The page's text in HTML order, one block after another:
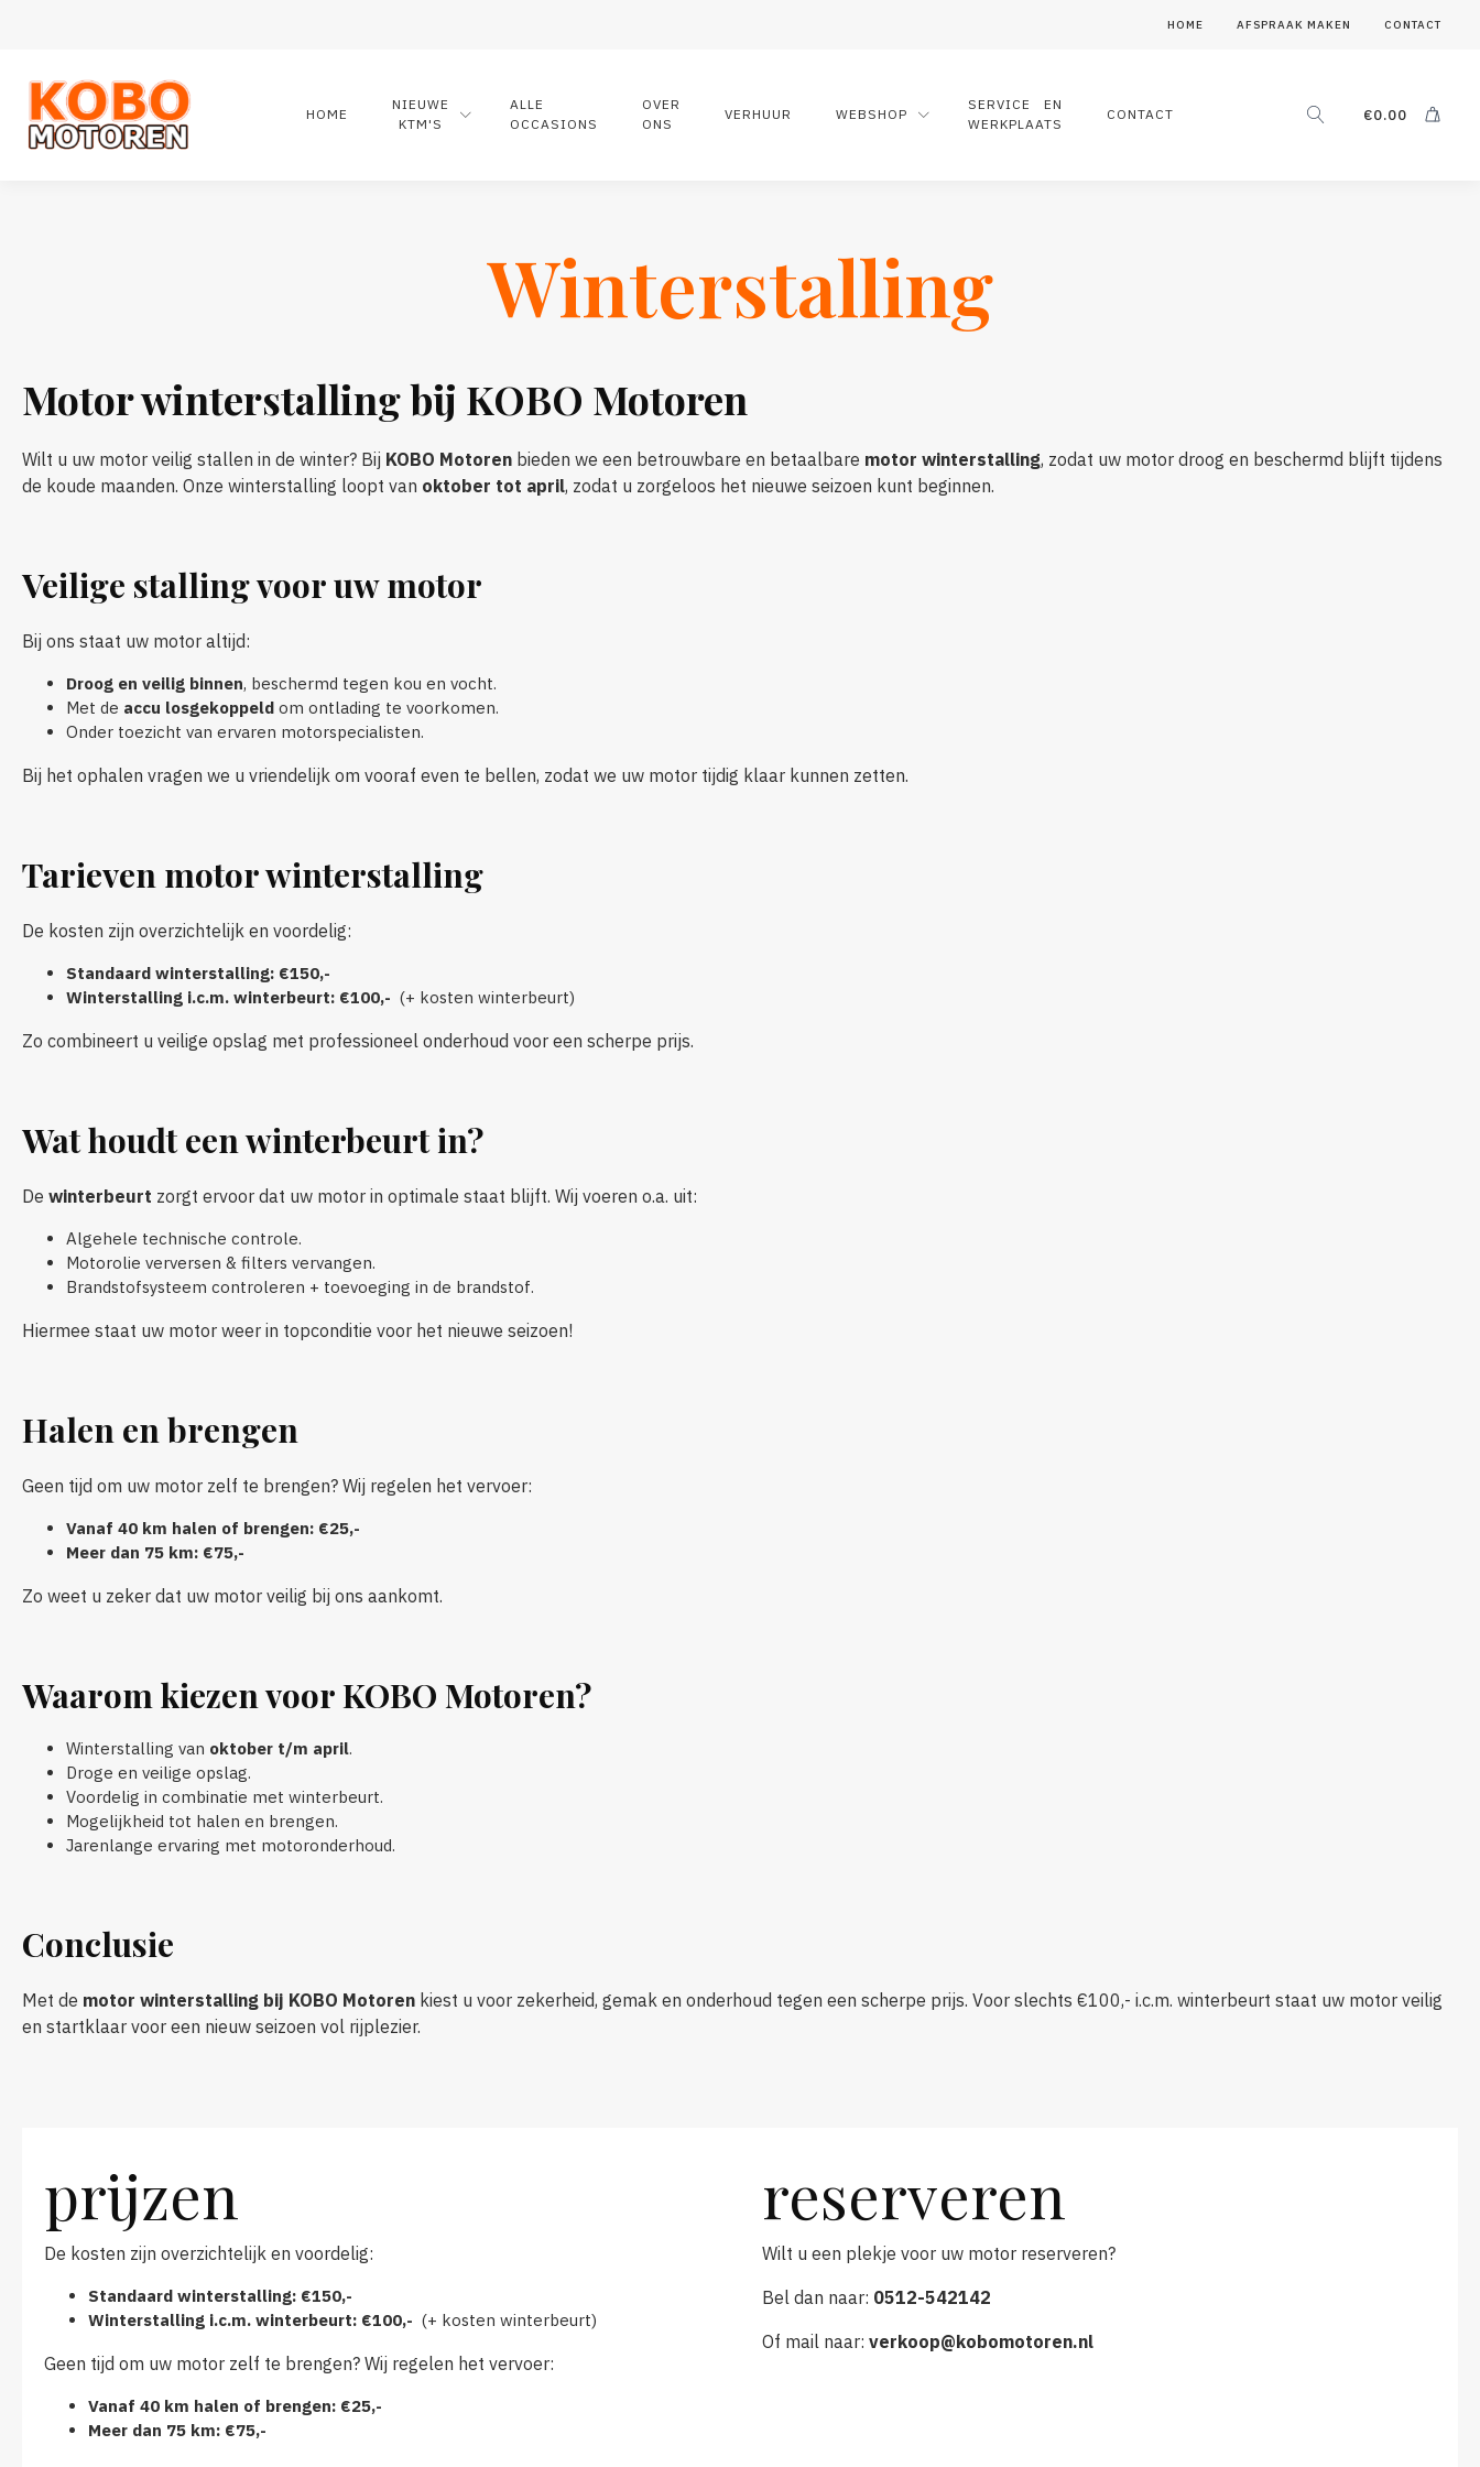
HOME AFSPRAAK MAKEN CONTACT
HOME
NIEUWE
KTM'S
ALLE
OCCASIONS
OVER
ONS
VERHUUR WEBSHOP
SERVICE EN
WERKPLAATS
CONTACT €0.00
Winterstalling
Motor winterstalling bij KOBO Motoren
Wilt u uw motor veilig stallen in de winter? Bij KOBO Motoren bieden we een betrouwbare en betaalbare motor winterstalling, zodat uw motor droog en beschermd blijft tijdens
de koude maanden. Onze winterstalling loopt van oktober tot april, zodat u zorgeloos het nieuwe seizoen kunt beginnen.
Veilige stalling voor uw motor
Bij ons staat uw motor altijd:
Droog en veilig binnen, beschermd tegen kou en vocht.
Met de accu losgekoppeld om ontlading te voorkomen.
Onder toezicht van ervaren motorspecialisten.
Bij het ophalen vragen we u vriendelijk om vooraf even te bellen, zodat we uw motor tijdig klaar kunnen zetten.
Tarieven motor winterstalling
De kosten zijn overzichtelijk en voordelig:
Standaard winterstalling: €150,-
Winterstalling i.c.m. winterbeurt: €100,- (+ kosten winterbeurt)
Zo combineert u veilige opslag met professioneel onderhoud voor een scherpe prijs.
Wat houdt een winterbeurt in?
De winterbeurt zorgt ervoor dat uw motor in optimale staat blijft. Wij voeren o.a. uit:
Algehele technische controle.
Motorolie verversen & filters vervangen.
Brandstofsysteem controleren + toevoeging in de brandstof.
Hiermee staat uw motor weer in topconditie voor het nieuwe seizoen!
Halen en brengen
Geen tijd om uw motor zelf te brengen? Wij regelen het vervoer:
Vanaf 40 km halen of brengen: €25,-
Meer dan 75 km: €75,-
Zo weet u zeker dat uw motor veilig bij ons aankomt.
Waarom kiezen voor KOBO Motoren?
Winterstalling van oktober t/m april.
Droge en veilige opslag.
Voordelig in combinatie met winterbeurt.
Mogelijkheid tot halen en brengen.
Jarenlange ervaring met motoronderhoud.
Conclusie
Met de motor winterstalling bij KOBO Motoren kiest u voor zekerheid, gemak en onderhoud tegen een scherpe prijs. Voor slechts €100,- i.c.m. winterbeurt staat uw motor veilig
en startklaar voor een nieuw seizoen vol rijplezier.
prijzen
De kosten zijn overzichtelijk en voordelig:
Standaard winterstalling: €150,-
Winterstalling i.c.m. winterbeurt: €100,- (+ kosten winterbeurt)
Geen tijd om uw motor zelf te brengen? Wij regelen het vervoer:
Vanaf 40 km halen of brengen: €25,-
Meer dan 75 km: €75,-
reserveren
Wilt u een plekje voor uw motor reserveren?
Bel dan naar: 0512-542142
Of mail naar: verkoop@kobomotoren.nl